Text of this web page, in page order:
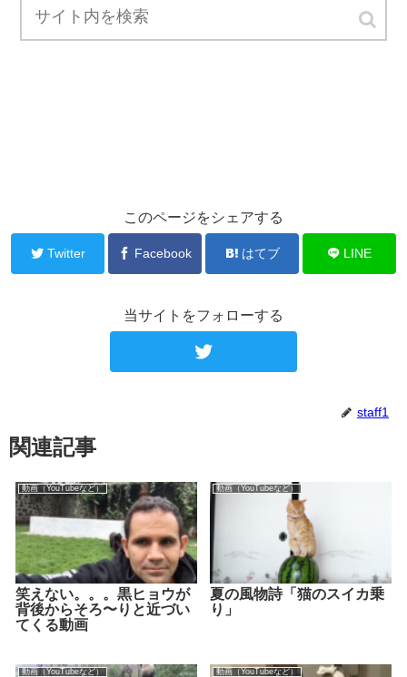
このページをシェアする
Twitter Facebook はてブ LINE
当サイトをフォローする
staff1
関連記事
動画（YouTubeなど）
笑えない。。。黒ヒョウが
背後からそろ〜りと近づい
てくる動画
動画（YouTubeなど）
夏の風物詩「猫のスイカ乗
り」
動画（YouTubeなど） 動画（YouTubeなど）